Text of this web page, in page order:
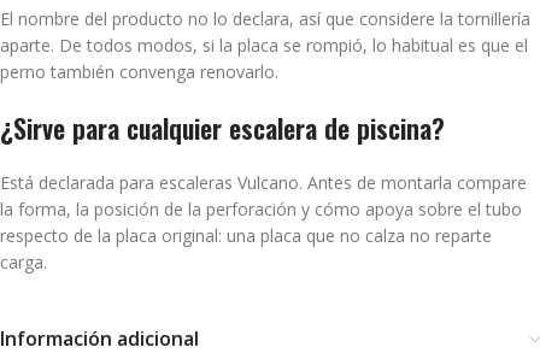
El nombre del producto no lo declara, así que considere la tornillería
aparte. De todos modos, si la placa se rompió, lo habitual es que el
perno también convenga renovarlo.
¿Sirve para cualquier escalera de piscina?
Está declarada para escaleras Vulcano. Antes de montarla compare
la forma, la posición de la perforación y cómo apoya sobre el tubo
respecto de la placa original: una placa que no calza no reparte
carga.
Información adicional